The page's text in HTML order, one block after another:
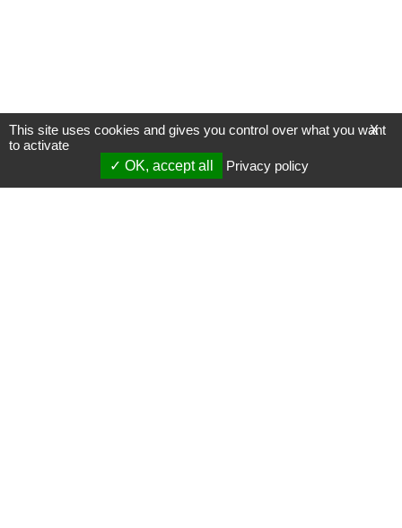
X
This site uses cookies and gives you control over what you want
to activate
OK, accept all
Privacy policy